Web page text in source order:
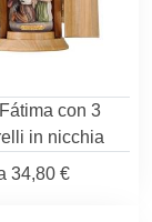
con 3
in nicchia
34,80 €